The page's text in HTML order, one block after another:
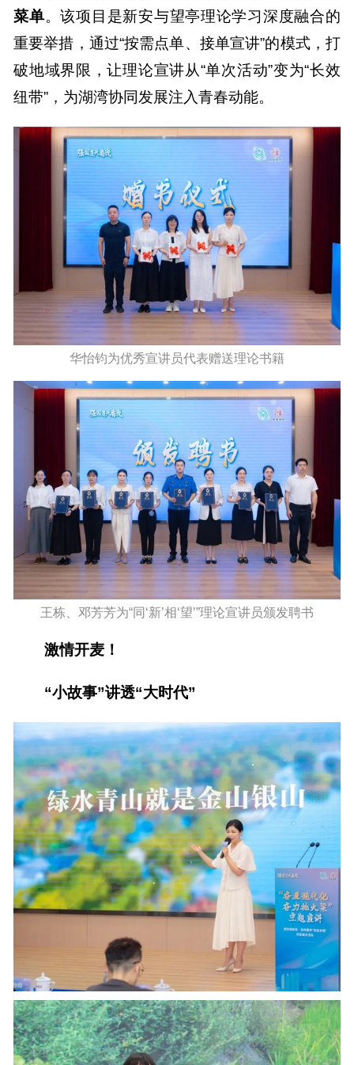
菜单。该项目是新安与望亭理论学习深度融合的
重要举措，通过“按需点单、接单宣讲”的模式，打
破地域界限，让理论宣讲从“单次活动”变为“长效
纽带”，为湖湾协同发展注入青春动能。
华怡钧为优秀宣讲员代表赠送理论书籍
王栋、邓芳芳为“同‘新’相‘望’”理论宣讲员颁发聘书
激情开麦！
“小故事”讲透“大时代”